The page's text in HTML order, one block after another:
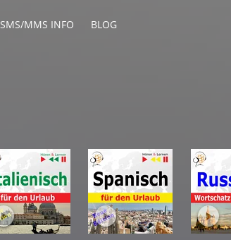
SMS/MMS INFO BLOG